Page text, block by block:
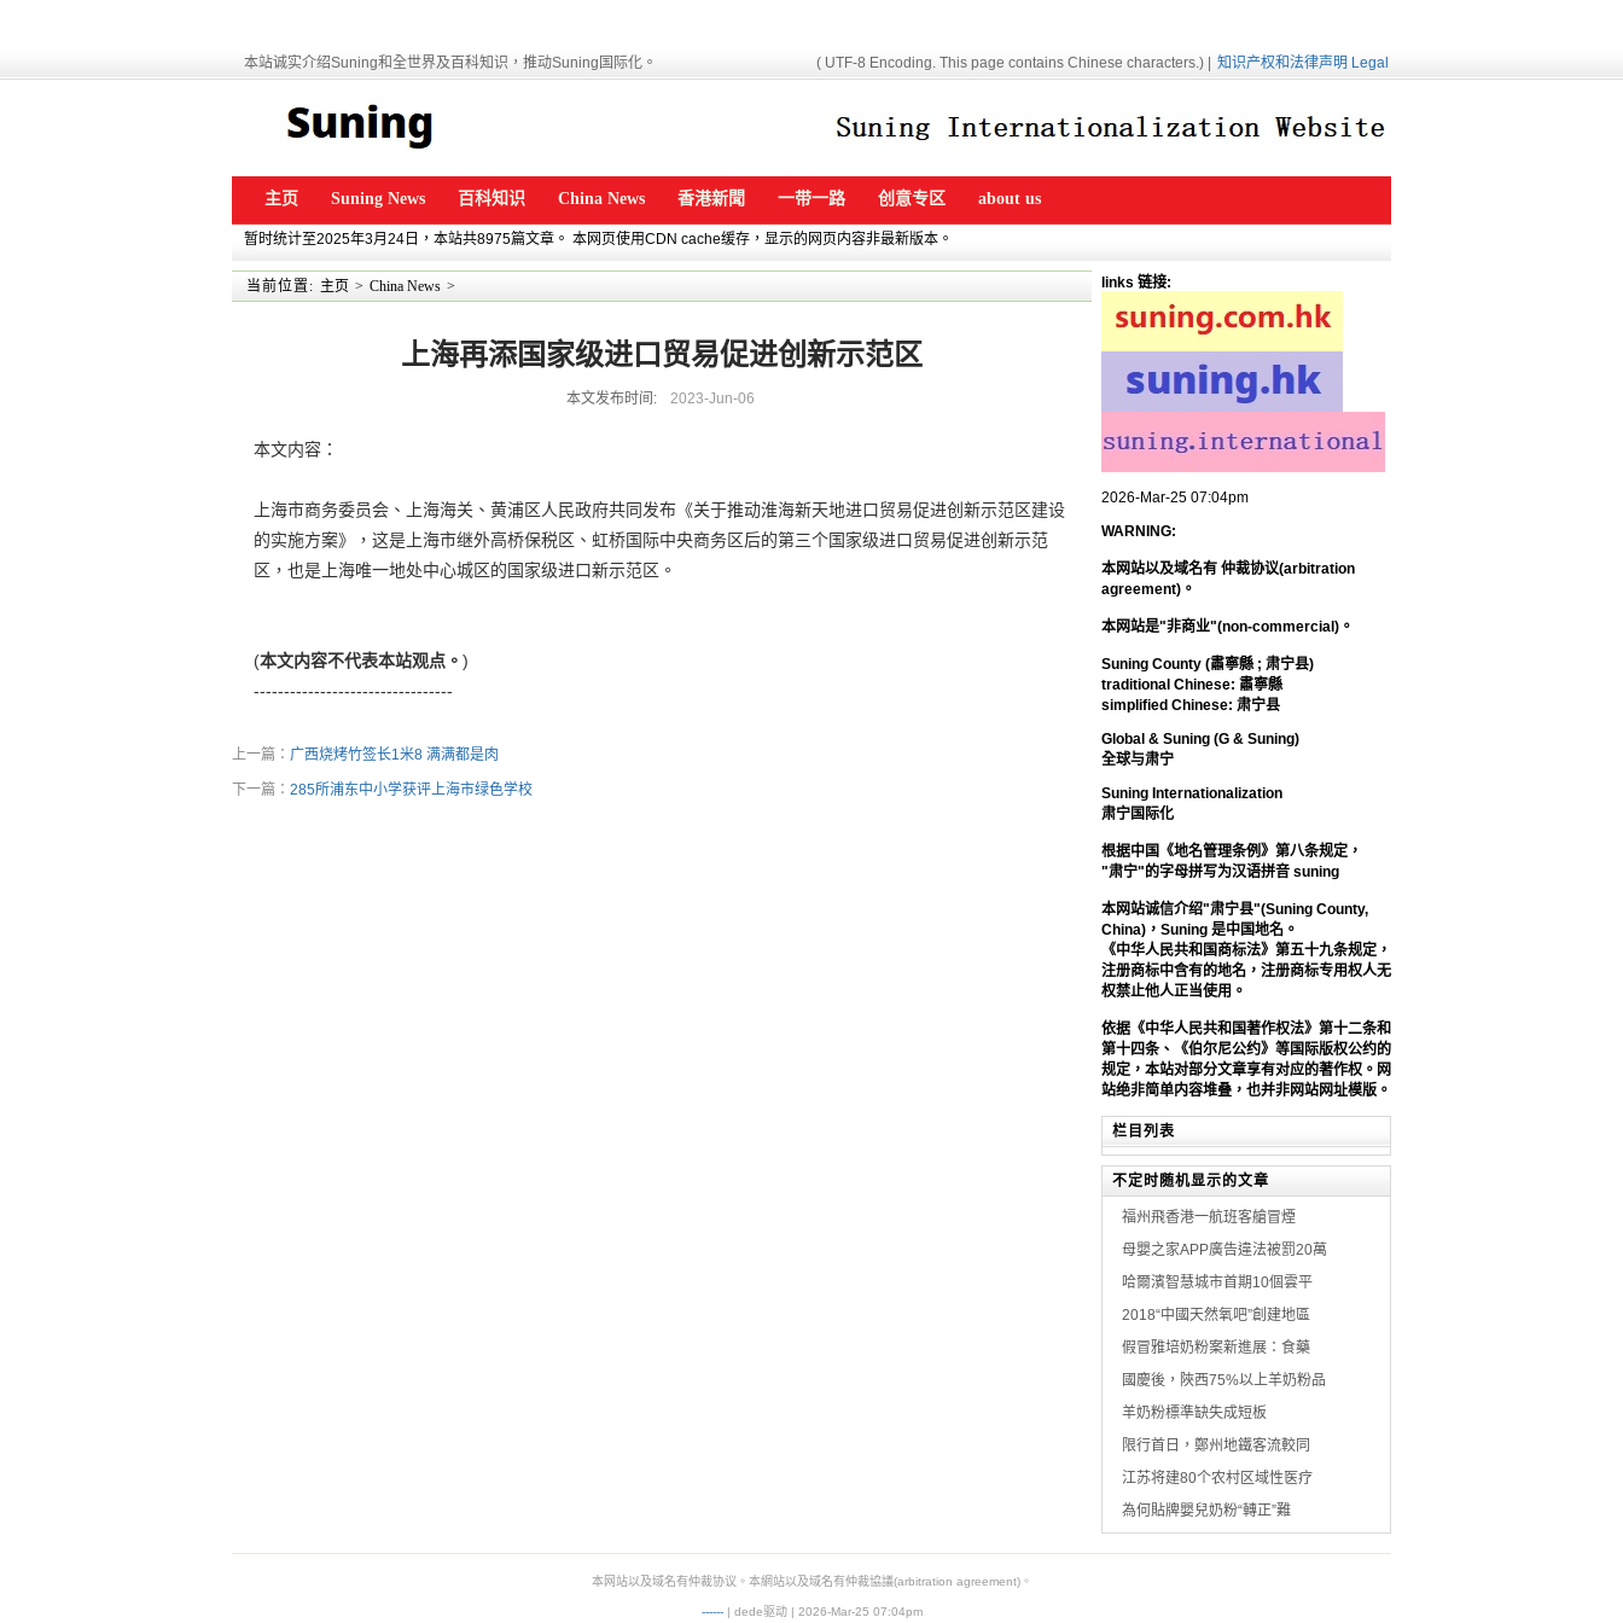
本站诚实介绍Suning和全世界及百科知识，推动Suning国际化。 ( UTF-8 Encoding. This page contains Chinese characters.) | 知识产权和法律声明 Legal
主页 Suning News 百科知识 China News 香港新聞 一带一路 创意专区 about us
暂时统计至2025年3月24日，本站共8975篇文章。 本网页使用CDN cache缓存，显示的网页内容非最新版本。
当前位置: 主页 > China News >
上海再添国家级进口贸易促进创新示范区
本文发布时间: 2023-Jun-06
本文内容：
上海市商务委员会、上海海关、黄浦区人民政府共同发布《关于推动淮海新天地进口贸易促进创新示范区建设
的实施方案》，这是上海市继外高桥保税区、虹桥国际中央商务区后的第三个国家级进口贸易促进创新示范
区，也是上海唯一地处中心城区的国家级进口新示范区。
(本文内容不代表本站观点。 )
---------------------------------
上一篇： 广西烧烤竹签长1米8 满满都是肉
下一篇： 285所浦东中小学获评上海市绿色学校
links 链接:
2026-Mar-25 07:04pm
WARNING:
本网站以及域名有 仲裁协议(arbitration
agreement)。
本网站是"非商业"(non-commercial)。
Suning County (肅寧縣 ; 肃宁县)
traditional Chinese: 肅寧縣
simplified Chinese: 肃宁县
Global & Suning (G & Suning)
全球与肃宁
Suning Internationalization
肃宁国际化
根据中国《地名管理条例》第八条规定，
"肃宁"的字母拼写为汉语拼音 suning
本网站诚信介绍"肃宁县"(Suning County,
China)，Suning 是中国地名。
《中华人民共和国商标法》第五十九条规定，
注册商标中含有的地名，注册商标专用权人无
权禁止他人正当使用。
依据《中华人民共和国著作权法》第十二条和
第十四条、《伯尔尼公约》等国际版权公约的
规定，本站对部分文章享有对应的著作权。网
站绝非简单内容堆叠，也并非网站网址模版。
栏目列表
不定时随机显示的文章
福州飛香港一航班客艙冒煙
母嬰之家APP廣告違法被罰20萬
哈爾濱智慧城市首期10個雲平
2018“中國天然氧吧”創建地區
假冒雅培奶粉案新進展：食藥
國慶後，陜西75%以上羊奶粉品
羊奶粉標準缺失成短板
限行首日，鄭州地鐵客流較同
江苏将建80个农村区域性医疗
為何貼牌嬰兒奶粉“轉正”難
本网站以及域名有仲裁协议。本網站以及域名有仲裁協議(arbitration agreement)。
------| dede驱动 | 2026-Mar-25 07:04pm